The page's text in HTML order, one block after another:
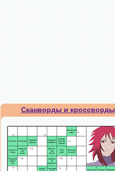
Сканворды и кроссворды